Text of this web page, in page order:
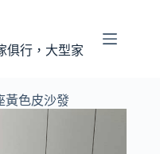
俱行，大型家
黃色皮沙發